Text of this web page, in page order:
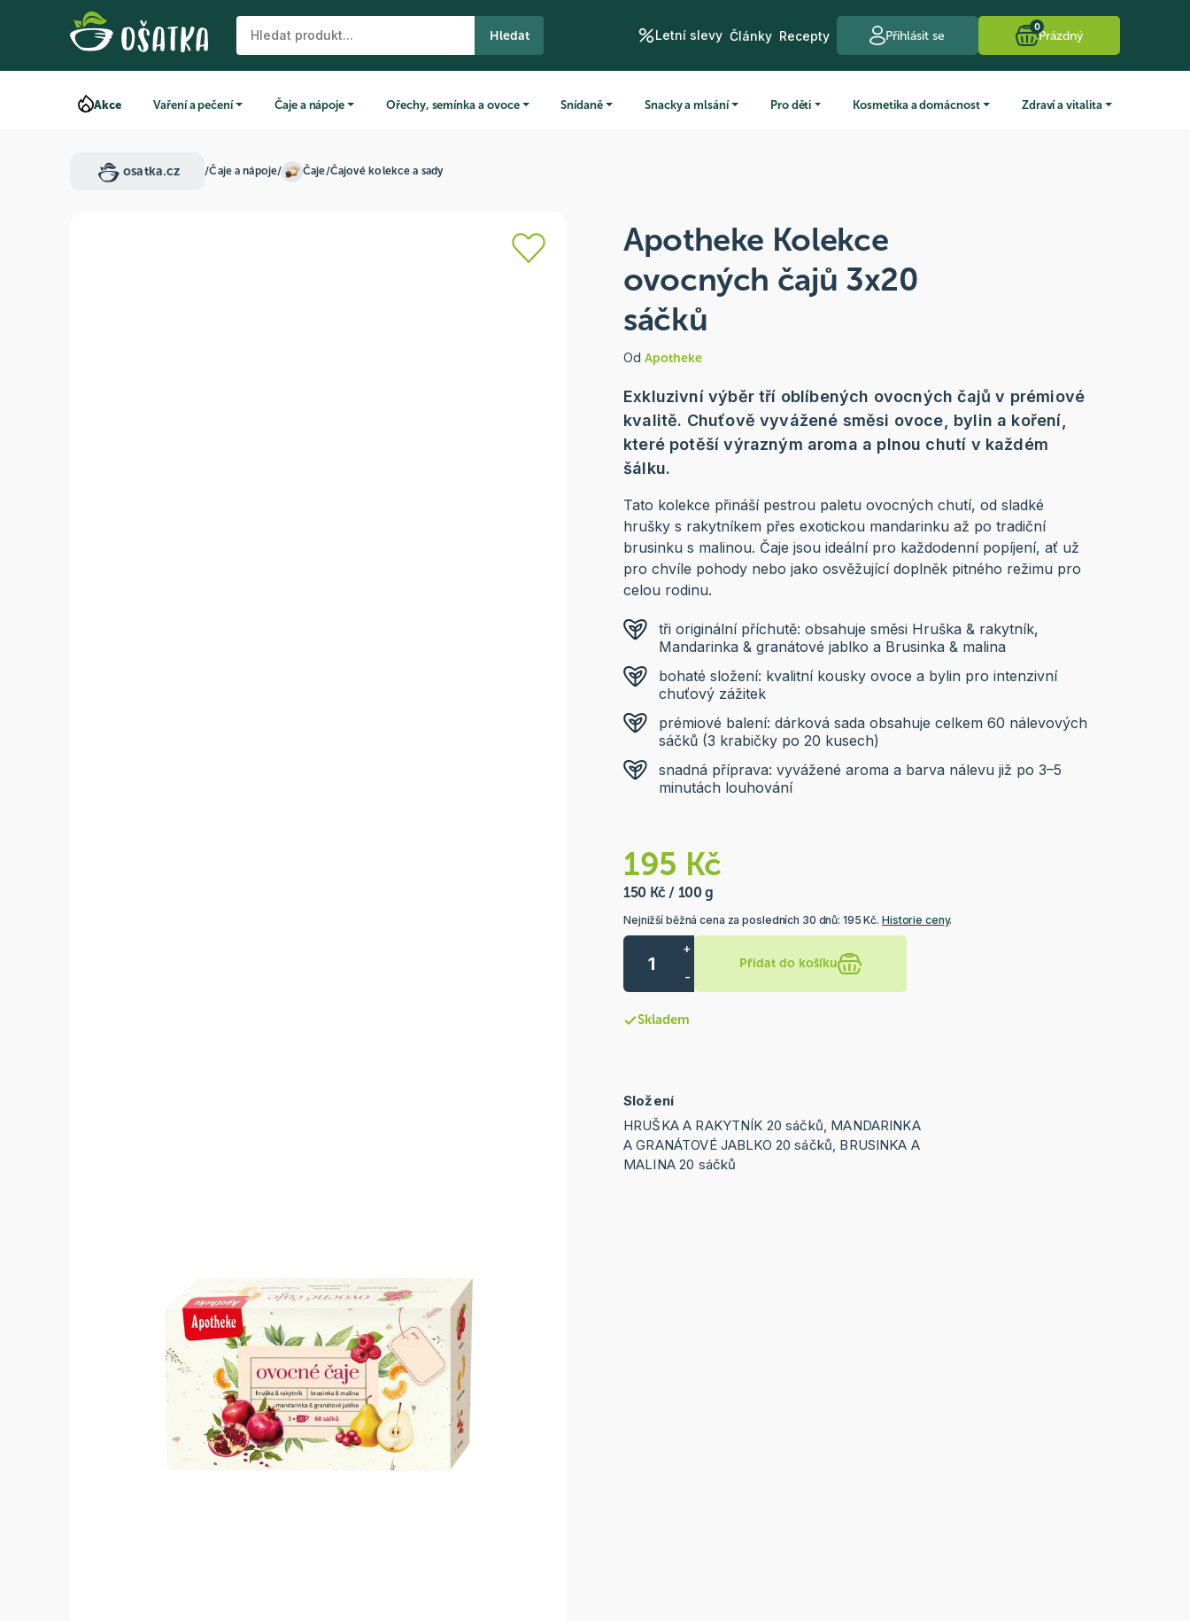
Hledat Letní slevy Články Recepty Přihlásit se
0
Prázdný
Akce Vaření a pečení Čaje a nápoje Ořechy, semínka a ovoce Snídaně Snacky a mlsání Pro děti Kosmetika a domácnost Zdraví a vitalita
osatka.cz /Čaje a nápoje/ Čaje/Čajové kolekce a sady
Apotheke Kolekce
ovocných čajů 3x20
sáčků
Od Apotheke
Exkluzivní výběr tří oblíbených ovocných čajů v prémiové
kvalitě. Chuťově vyvážené směsi ovoce, bylin a koření,
které potěší výrazným aroma a plnou chutí v každém
šálku.
Tato kolekce přináší pestrou paletu ovocných chutí, od sladké
hrušky s rakytníkem přes exotickou mandarinku až po tradiční
brusinku s malinou. Čaje jsou ideální pro každodenní popíjení, ať už
pro chvíle pohody nebo jako osvěžující doplněk pitného režimu pro
celou rodinu.
tři originální příchutě: obsahuje směsi Hruška & rakytník,
Mandarinka & granátové jablko a Brusinka & malina
bohaté složení: kvalitní kousky ovoce a bylin pro intenzivní
chuťový zážitek
prémiové balení: dárková sada obsahuje celkem 60 nálevových
sáčků (3 krabičky po 20 kusech)
snadná příprava: vyvážené aroma a barva nálevu již po 3–5
minutách louhování
195 Kč
150 Kč / 100 g
Nejnižší běžná cena za posledních 30 dnů: 195 Kč.Historie ceny.
+
-
Přidat do košíku
Skladem
Složení
HRUŠKA A RAKYTNÍK 20 sáčků, MANDARINKA
A GRANÁTOVÉ JABLKO 20 sáčků, BRUSINKA A
MALINA 20 sáčků